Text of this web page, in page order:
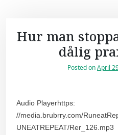
Hur man
dålig
Posted onApril
Audio Playerhttps:
//media.brubrry.com/
UNEATREPEAT/Rer_126.mp3